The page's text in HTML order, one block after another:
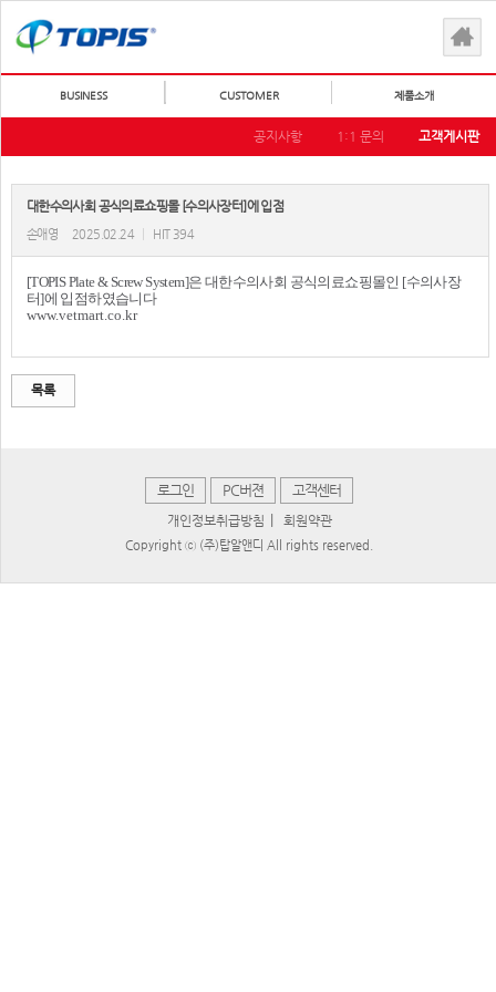
BUSINESS CUSTOMER 제품소개
공지사항 1:1 문의 고객게시판
대한수의사회 공식의료쇼핑몰 [수의사장터]에 입점
손애영 2025.02.24 HIT 394
[TOPIS Plate & Screw System]은 대한수의사회 공식의료쇼핑몰인 [수의사장
터]에 입점하였습니다
www.vetmart.co.kr
목록
로그인 PC버젼 고객센터
개인정보취급방침 회원약관
Copyright ⓒ (주)탑알앤디 All rights reserved.